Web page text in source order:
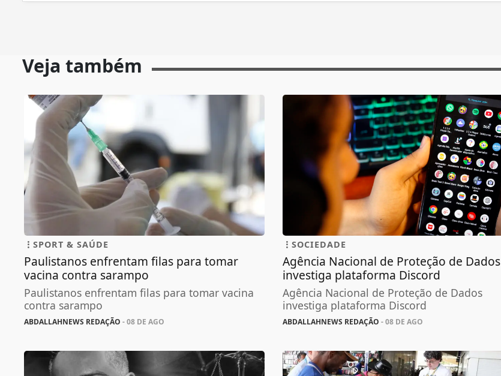
Veja também
SPORT & SAÚDE
Paulistanos enfrentam filas para tomar
vacina contra sarampo
Paulistanos enfrentam filas para tomar vacina
contra sarampo
ABDALLAHNEWS REDAÇÃO - 08 DE AGO
SOCIEDADE
Agência Nacional de Proteção de Dados
investiga plataforma Discord
Agência Nacional de Proteção de Dados
investiga plataforma Discord
ABDALLAHNEWS REDAÇÃO - 08 DE AGO